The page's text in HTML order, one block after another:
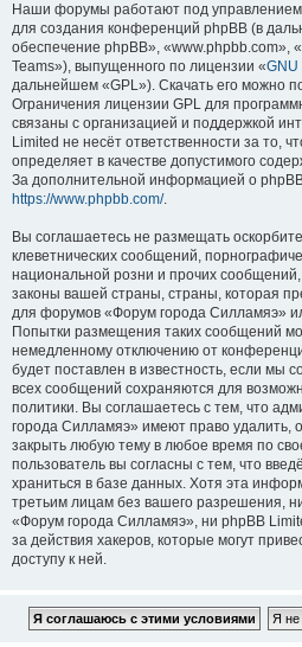
Наши форумы работают под управлением
для создания конференций phpBB (в
обеспечение phpBB», «www.phpbb.com»,
Teams»), выпущенного по лицензии «GNU
дальнейшем «GPL»). Скачать его можно
Ограничения лицензии GPL для
связаны с организацией и поддержкой
Limited не несёт ответственности за то,
определяет в качестве допустимого
За дополнительной информацией о
https://www.phpbb.com/.
Вы соглашаетесь не размещать
клеветнических сообщений,
национальной розни и прочих
законы вашей страны, страны, которая
для форумов «Форум города Силламяэ»
Попытки размещения таких сообщений
немедленному отключению от
будет поставлен в известность, если мы
всех сообщений сохраняются для
политики. Вы соглашаетесь с тем, что
города Силламяэ» имеют право удалить,
закрыть любую тему в любое время по
пользователь вы согласны с тем, что
храниться в базе данных. Хотя эта
третьим лицам без вашего разрешения,
«Форум города Силламяэ», ни phpBB
за действия хакеров, которые могут
доступу к ней.